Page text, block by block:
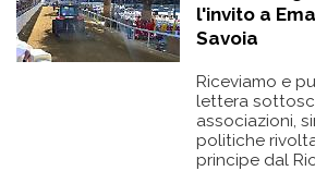
l'invito a
Savoia
Riceviamo e
lettera
associazioni,
politiche
principe dal